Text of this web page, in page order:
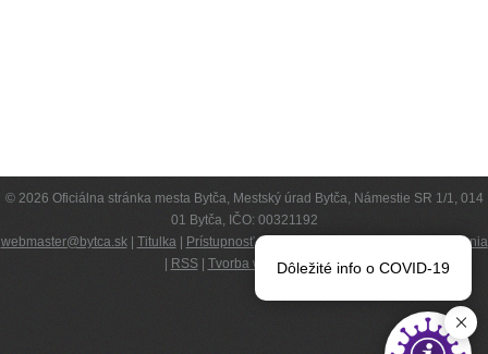
© 2026 Oficiálna stránka mesta Bytča, Mestský úrad Bytča, Námestie SR 1/1, 014
01 Bytča, IČO: 00321192
webmaster@bytca.sk| Titulka| Prístupnosť|
Podmienky používania
RSS| Tvorba web stránokDôležité info o COVID-19